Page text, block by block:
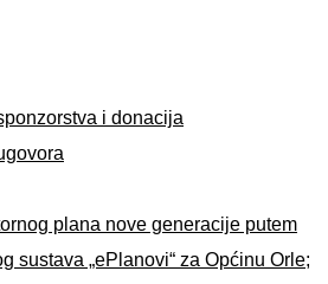
i donacija
plana nove generacije putem
sustava „ePlanovi“ za Općinu Orle;